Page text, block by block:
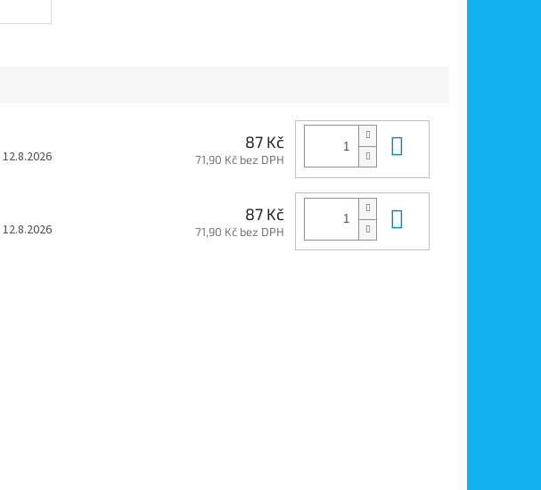
12.8.2026
87 Kč
71,90 Kč bez DPH
12.8.2026
87 Kč
71,90 Kč bez DPH